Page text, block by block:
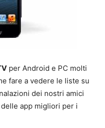
per Android e PC molti
fare a vedere le liste su
dei nostri amici
app migliori per i